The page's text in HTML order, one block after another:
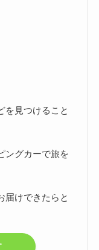
を見つけること
ングカーで旅を
届けできたらと